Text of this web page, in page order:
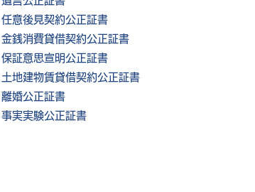
任意後見契約公正証書
金銭消費貸借契約公正証書
保証意思宣明公正証書
土地建物賃貸借契約公正証書
離婚公正証書
事実実験公正証書